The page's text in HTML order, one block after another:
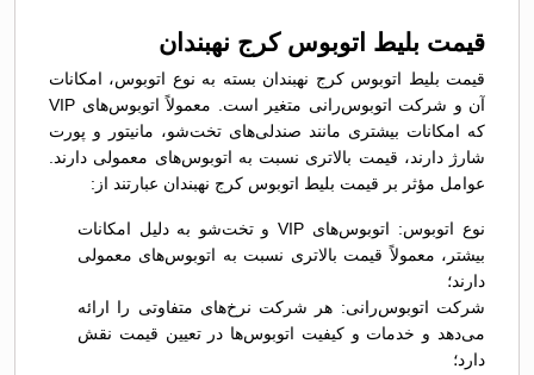
قیمت بلیط اتوبوس کرج نهبندان
قیمت بلیط اتوبوس کرج نهبندان بسته به نوع اتوبوس، امکانات
آن و شرکت اتوبوس‌رانی متغیر است. معمولاً اتوبوس‌های VIP
که امکانات بیشتری مانند صندلی‌های تخت‌شو، مانیتور و پورت
شارژ دارند، قیمت بالاتری نسبت به اتوبوس‌های معمولی دارند.
عوامل مؤثر بر قیمت بلیط اتوبوس کرج نهبندان عبارتند از:
نوع اتوبوس: اتوبوس‌های VIP و تخت‌شو به دلیل امکانات
بیشتر، معمولاً قیمت بالاتری نسبت به اتوبوس‌های معمولی
دارند؛
شرکت اتوبوس‌رانی: هر شرکت نرخ‌های متفاوتی را ارائه
می‌دهد و خدمات و کیفیت اتوبوس‌ها در تعیین قیمت نقش
دارد؛